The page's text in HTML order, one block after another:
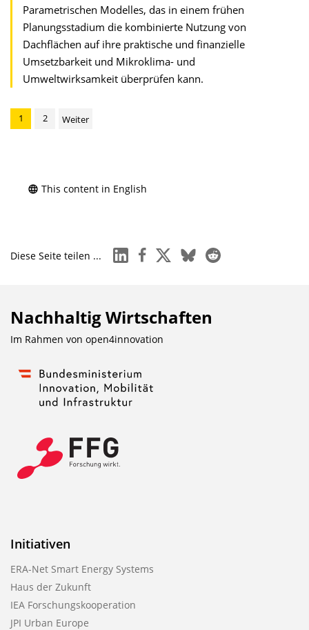
Parametrischen Modelles, das in einem frühen
Planungsstadium die kombinierte Nutzung von
Dachflächen auf ihre praktische und finanzielle
Umsetzbarkeit und Mikroklima- und
Umweltwirksamkeit überprüfen kann.
1 2 Weiter
This content in English
Diese Seite teilen ... linkedinfacebook
x blueskyreddit
Nachhaltig Wirtschaften
Im Rahmen von open4innovation
Initiativen
ERA-Net Smart Energy Systems
Haus der Zukunft
IEA Forschungskooperation
JPI Urban Europe